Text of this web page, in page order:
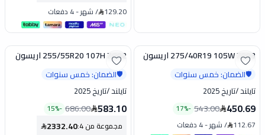
129.20
/شهر-4 دفعات
تخفيض 275/40R19 105W ZS03 اريسون
🛡️الضمان: خمس سنوات
تايلند/تاريخ 2025
450.69
543.00
-
17%
112.67
/شهر-4 دفعات
تخفيض 255/55R20 107H ZG02 اريسون
🛡️الضمان: خمس سنوات
تايلند/تاريخ 2025
583.10
686.00
-
15%
مجموعة من 4 :
2332.40